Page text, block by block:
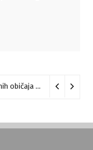
U Vražogrncu počela Smotra narodnih običaja „Vražogrnački točak“